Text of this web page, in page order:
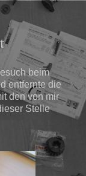
beim
entfernte die
den von mir
Stelle